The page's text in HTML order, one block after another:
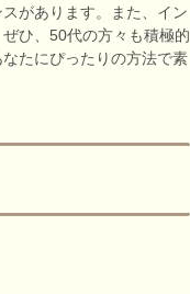
があります。また、イン
ひ、50代の方々も積極的
たにぴったりの方法で素